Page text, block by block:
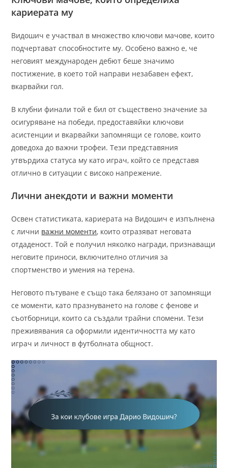
кариерата му
Видошич е участвал в множество ключови мачове, които
подчертават способностите му. Особено важно е, че
неговият международен дебют беше значимо
постижение, в което той направи незабавен ефект,
вкарвайки гол.
В клубни финали той е бил от съществено значение за
осигуряване на победи, предоставяйки ключови
асистенции и вкарвайки запомнящи се голове, които
доведоха до важни трофеи. Тези представяния
утвърдиха статуса му като играч, който се представя
отлично в ситуации с високо напрежение.
Лични анекдоти и важни моменти
Освен статистиката, кариерата на Видошич е изпълнена
с лични важни моменти, които отразяват неговата
отдаденост. Той е получил няколко награди, признаващи
неговите приноси, включително отличия за
спортменство и умения на терена.
Неговото пътуване е също така белязано от запомнящи
се моменти, като празнуването на голове с фенове и
съотборници, които са създали трайни спомени. Тези
преживявания са оформили идентичността му като
играч и личност в футболната общност.